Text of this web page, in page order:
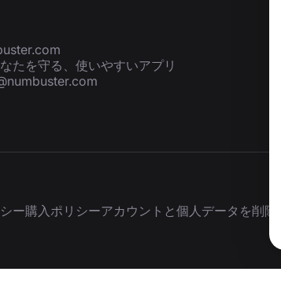
たを守る、使いやすいアプリ
ー購入ポリシーアカウントと個人データを削除